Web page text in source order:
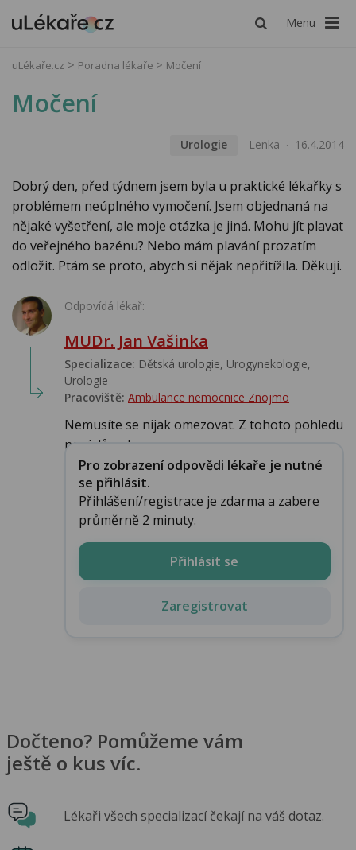
Menu
uLékaře.cz Poradna lékaře Močení
Močení
Urologie Lenka 16.4.2014
Dobrý den, před týdnem jsem byla u praktické lékařky s
problémem neúplného vymočení. Jsem objednaná na
nějaké vyšetření, ale moje otázka je jiná. Mohu jít plavat
do veřejného bazénu? Nebo mám plavání prozatím
odložit. Ptám se proto, abych si nějak nepřitížila. Děkuji.
Odpovídá lékař:
MUDr. Jan Vašinka
Specializace: Dětská urologie, Urogynekologie,
Urologie‎
Pracoviště: Ambulance nemocnice Znojmo
Nemusíte se nijak omezovat. Z tohoto pohledu
není důvod...
Pro zobrazení odpovědi lékaře je nutné
se přihlásit.
Přihlášení/registrace je zdarma a zabere
průměrně 2 minuty.
Přihlásit se
Zaregistrovat
Dočteno? Pomůžeme vám
ještě o kus víc.
Lékaři všech specializací čekají na váš dotaz.